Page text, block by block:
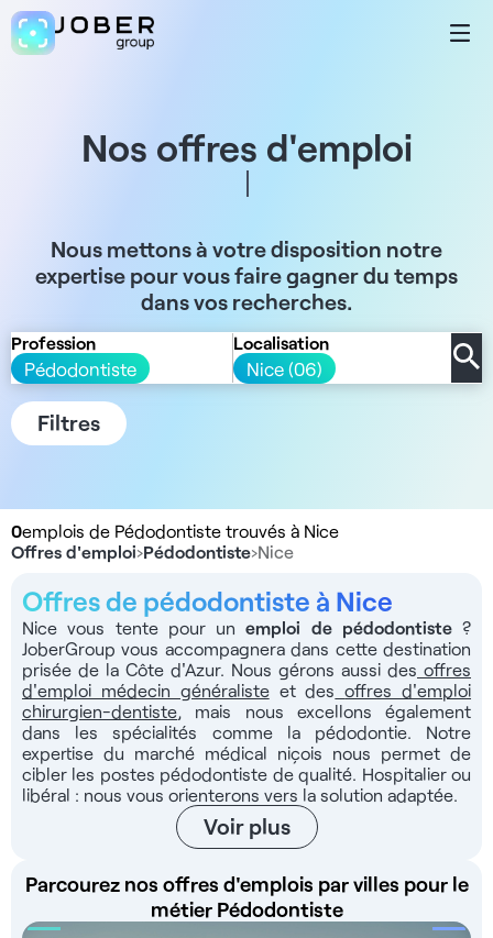
Nos offres d'emploi
Nous mettons à votre disposition notre
expertise pour vous faire gagner du temps
dans vos recherches.
Profession
Pédodontiste
Localisation
Nice (06)
Filtres
0emplois de Pédodontiste trouvés à Nice
Offres d'emploi›Pédodontiste›Nice
Offres de pédodontiste à Nice
Nice vous tente pour unemploi de pédodontiste?
JoberGroup vous accompagnera dans cette destination
prisée de la Côte d'Azur. Nous gérons aussi des offres
d'emploi médecin généralisteet des offres d'emploi
chirurgien-dentiste, mais nous excellons également
dans les spécialités comme la pédodontie. Notre
expertise du marché médical niçois nous permet de
cibler les postes pédodontiste de qualité. Hospitalier ou
libéral : nous vous orienterons vers la solution adaptée.
Voir plus
Parcourez nos offres d'emplois par villes pour le
métier Pédodontiste